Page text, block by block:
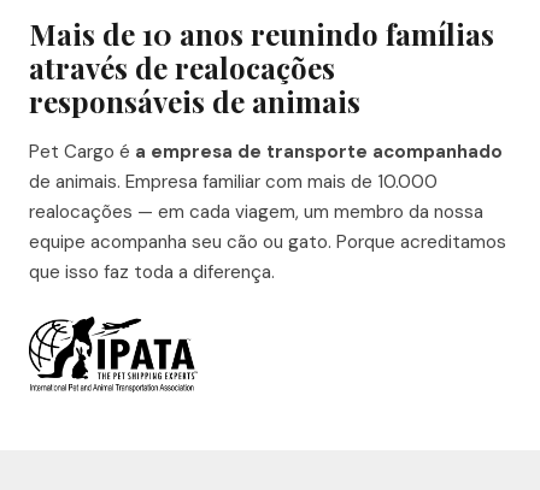
Mais de 10 anos reunindo famílias
através de realocações
responsáveis de animais
Pet Cargo é a empresa de transporte acompanhado
de animais. Empresa familiar com mais de 10.000
realocações — em cada viagem, um membro da nossa
equipe acompanha seu cão ou gato. Porque acreditamos
que isso faz toda a diferença.